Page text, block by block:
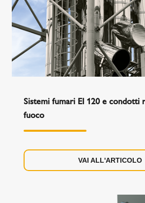
Sistemi fumari EI 120 e condotti
fuoco
VAI ALL'ARTICOLO